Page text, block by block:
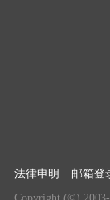
法律申明 邮箱登